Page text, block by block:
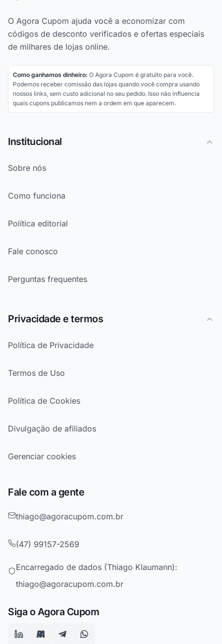
O Agora Cupom ajuda você a economizar com
códigos de desconto verificados e ofertas especiais
de milhares de lojas online.
Como ganhamos dinheiro: O Agora Cupom é gratuito para você.
Podemos receber comissão das lojas quando você compra usando
nossos links, sem custo adicional no seu pedido. Isso não influencia
quais cupons publicamos nem a ordem em que aparecem.
Institucional
Sobre nós
Como funciona
Política editorial
Fale conosco
Perguntas frequentes
Privacidade e termos
Política de Privacidade
Termos de Uso
Política de Cookies
Divulgação de afiliados
Gerenciar cookies
Fale com a gente
thiago@agoracupom.com.br
(47) 99157-2569
Encarregado de dados (Thiago Klaumann):
thiago@agoracupom.com.br
Siga o Agora Cupom